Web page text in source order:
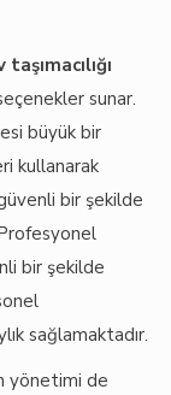
sunar.
büyük bir
kullanarak
bir şekilde
bir şekilde
sağlamaktadır.
yönetimi de